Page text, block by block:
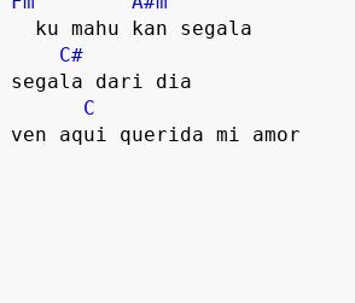
C#
segala dari dia
C
ven aqui querida mi amor